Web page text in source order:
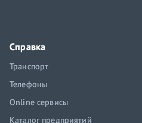
Справка
Транспорт
Телефоны
Online сервисы
Каталог предприятий